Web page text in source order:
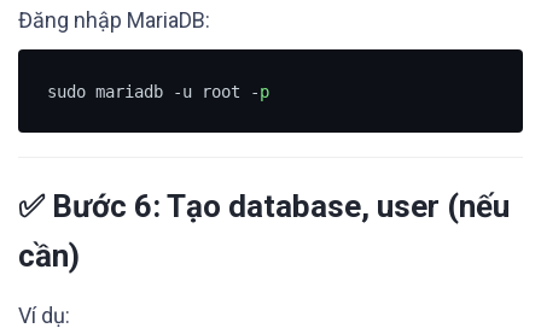
Đăng nhập MariaDB:
sudo mariadb -u root -p
✅ Bước 6: Tạo database, user (nếu
cần)
Ví dụ: